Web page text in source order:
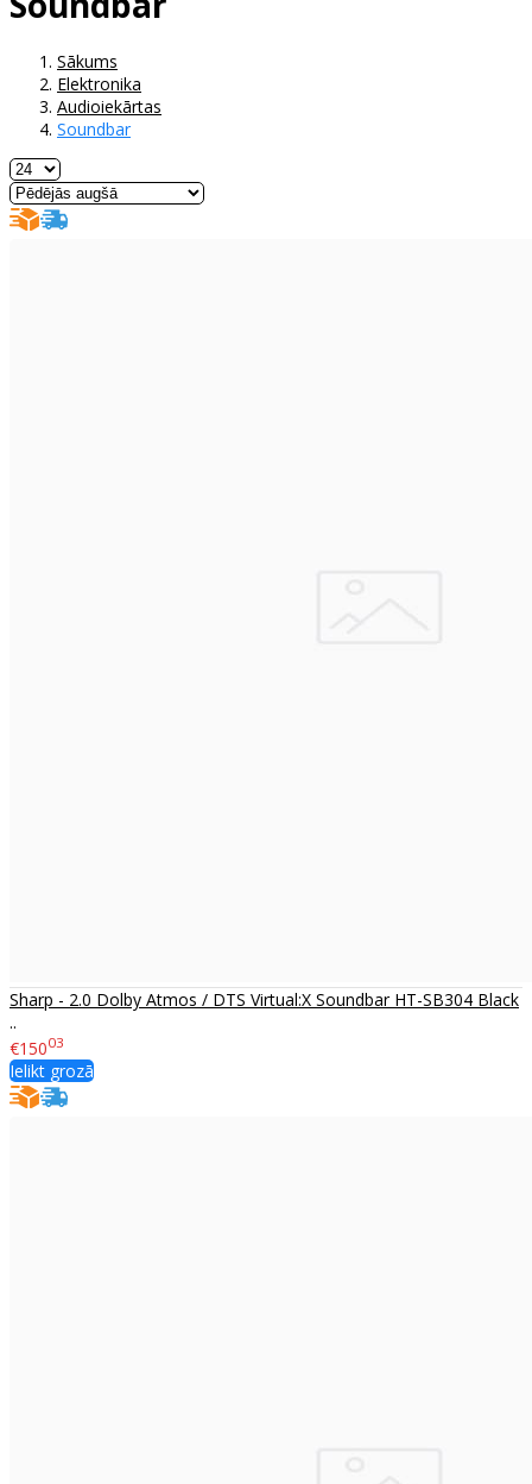
Sākums
Elektronika
Audioiekārtas
Soundbar
Sharp - 2.0 Dolby Atmos / DTS Virtual:X Soundbar HT-SB304 Black
..
€15003
Ielikt grozā